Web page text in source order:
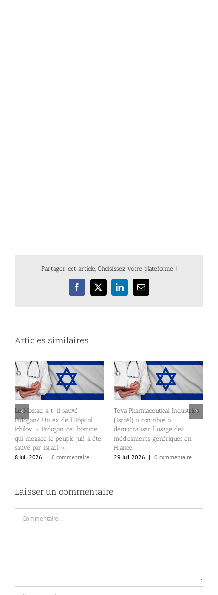
Partager cet article, Choisissez votre plateforme !
Facebook
X LinkedInEmail
Articles similaires
Le Mossad a t-il sauvé
Erdogan? Un ex de l’Hôpital
Ichilov: « Erdogan, cet homme
qui menace le peuple juif, a été
sauvé par Israël ».
8 Juil 2026
| 0 commentaire
Teva Pharmaceutical Industries
(Israël) a contribué à
démocratiser l’usage des
médicaments génériques en
France.
29 Juil 2026
| 0 commentaire
Laisser un commentaire